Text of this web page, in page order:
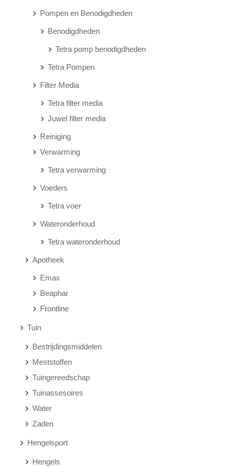
Pompen en Benodigdheden
Benodigdheden
Tetra pomp benodigdheden
Tetra Pompen
Filter Media
Tetra filter media
Juwel filter media
Reiniging
Verwarming
Tetra verwarming
Voeders
Tetra voer
Wateronderhoud
Tetra wateronderhoud
Apotheek
Emax
Beaphar
Frontline
Tuin
Bestrijdingsmiddelen
Meststoffen
Tuingereedschap
Tuinassesoires
Water
Zaden
Hengelsport
Hengels